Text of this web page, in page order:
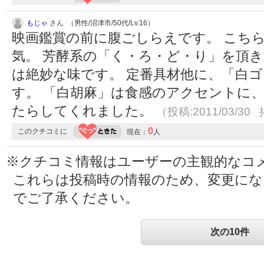
もじゃ さん （男性/沼津市/50代/Lv.16）
映画鑑賞の前に腹ごしらえです。 こち
気。 芳酵系の「く・ろ・ど・り」を頂
は絶妙な味です。 定番具材他に、「白
す。 「白胡麻」は食感のアクセントに
たらしてくれました。
（投稿:2011/03/30
このクチコミに 現在： 0人
※クチコミ情報はユーザーの主観的なコ
これらは投稿時の情報のため、変更に
でご了承ください。
次の10件